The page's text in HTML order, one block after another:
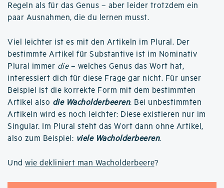
Regeln als für das Genus – aber leider trotzdem ein
paar Ausnahmen, die du lernen musst.
Viel leichter ist es mit den Artikeln im Plural. Der
bestimmte Artikel für Substantive ist im Nominativ
Plural immer die– welches Genus das Wort hat,
interessiert dich für diese Frage gar nicht. Für unser
Beispiel ist die korrekte Form mit dem bestimmten
Artikel also die Wacholderbeeren. Bei unbestimmten
Artikeln wird es noch leichter: Diese existieren nur im
Singular. Im Plural steht das Wort dann ohne Artikel,
also zum Beispiel: viele Wacholderbeeren.
Und wie dekliniert man Wacholderbeere?